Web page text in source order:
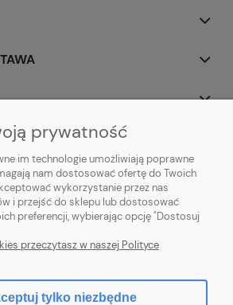
31-457 Kraków, woj. małopolskie | E-mail:
120911970
prywatność
im technologie umożliwiają poprawne
nam dostosować ofertę do Twoich
wykorzystanie przez nas
i przejść do sklepu lub dostosować
preferencji, wybierając opcję "Dostosuj
przeczytasz w naszej Polityce
tylko niezbędne